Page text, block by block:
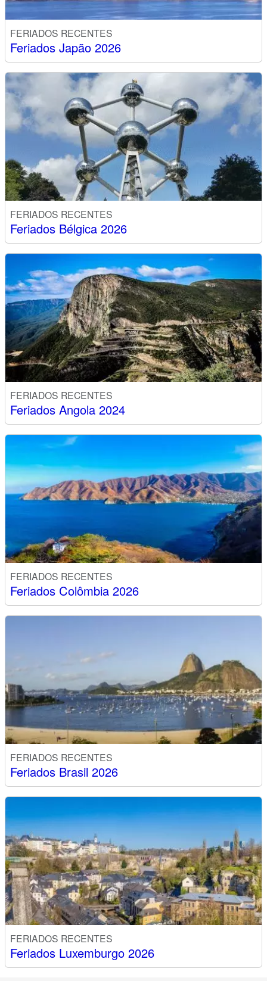
FERIADOS RECENTES
Feriados Japão 2026
FERIADOS RECENTES
Feriados Bélgica 2026
FERIADOS RECENTES
Feriados Angola 2024
FERIADOS RECENTES
Feriados Colômbia 2026
FERIADOS RECENTES
Feriados Brasil 2026
FERIADOS RECENTES
Feriados Luxemburgo 2026